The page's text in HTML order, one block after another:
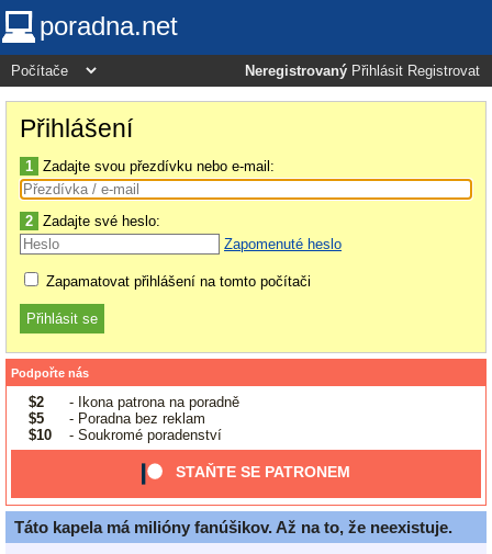
poradna.net
Neregistrovaný Přihlásit Registrovat
Přihlášení
1 Zadajte svou přezdívku nebo e-mail:
2 Zadajte své heslo:
Zapomenuté heslo
Zapamatovat přihlášení na tomto počítači
Podpořte nás
$2
- Ikona patrona na poradně
$5
- Poradna bez reklam
$10
- Soukromé poradenství
STAŇTE SE PATRONEM
Táto kapela má milióny fanúšikov. Až na to, že neexistuje.